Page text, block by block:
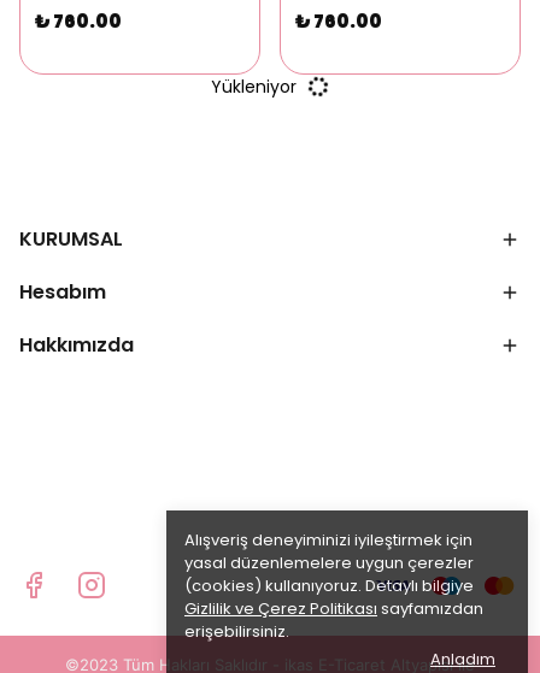
Alışveriş deneyiminizi iyileştirmek için
yasal düzenlemelere uygun çerezler
(cookies) kullanıyoruz. Detaylı bilgiye
Gizlilik ve Çerez Politikası sayfamızdan
erişebilirsiniz.
Anladım
₺ 760.00 ₺ 760.00
Yükleniyor
KURUMSAL
Hesabım
Hakkımızda
©2023 Tüm Hakları Saklıdır - ikas E-Ticaret Altyapısı ile